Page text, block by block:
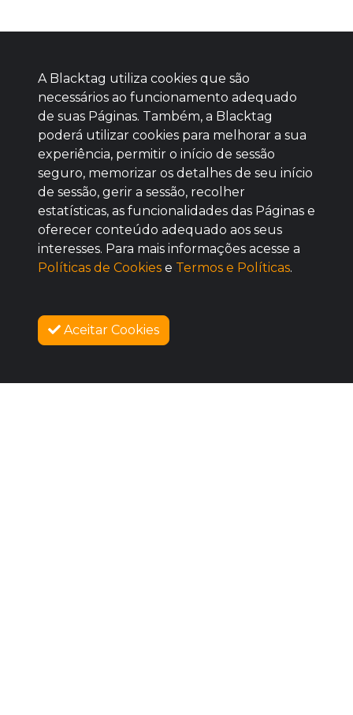
Baixe agora nosso app
SOBRE NÓS
A Blacktag utiliza cookies que são
necessários ao funcionamento adequado
de suas Páginas. Também, a Blacktag
poderá utilizar cookies para melhorar a sua
experiência, permitir o início de sessão
seguro, memorizar os detalhes de seu início
de sessão, gerir a sessão, recolher
estatísticas, as funcionalidades das Páginas e
oferecer conteúdo adequado aos seus
interesses. Para mais informações acesse a
Políticas de Cookies e Termos e Políticas.
Aceitar Cookies